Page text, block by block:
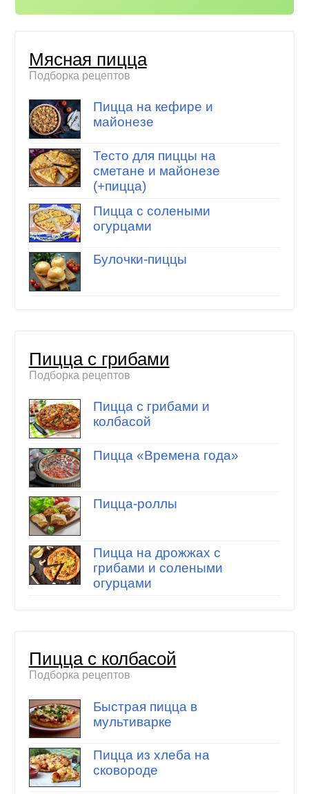
Мясная пицца
Подборка рецептов
Пицца на кефире и
майонезе
Тесто для пиццы на
сметане и майонезе
(+пицца)
Пицца с солеными
огурцами
Булочки-пиццы
Пицца с грибами
Подборка рецептов
Пицца с грибами и
колбасой
Пицца «Времена года»
Пицца-роллы
Пицца на дрожжах с
грибами и солеными
огурцами
Пицца с колбасой
Подборка рецептов
Быстрая пицца в
мультиварке
Пицца из хлеба на
сковороде